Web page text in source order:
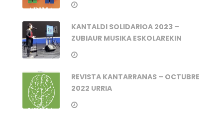
KANTALDI SOLIDARIOA 2023 –
ZUBIAUR MUSIKA ESKOLAREKIN
REVISTA KANTARRANAS – OCTUBRE
2022 URRIA